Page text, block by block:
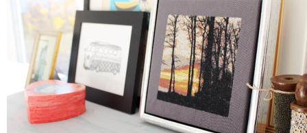
broderi…
En fantastisk
soloppgang er